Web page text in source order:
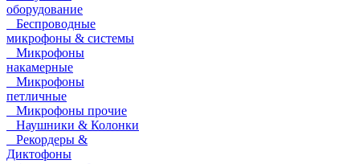
оборудование
Беспроводные
микрофоны & системы
Микрофоны
накамерные
Микрофоны
петличные
Микрофоны прочие
Наушники & Колонки
Рекордеры &
Диктофоны